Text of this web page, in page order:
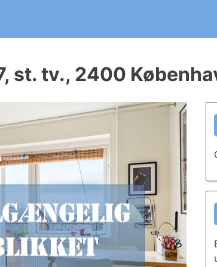
huskøb. Skriv og del anmeldelser
st. tv., 2400